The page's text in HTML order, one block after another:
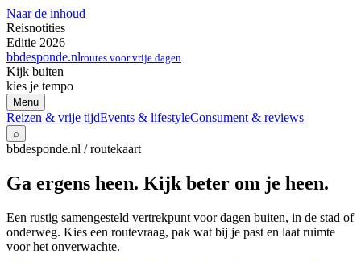
Naar de inhoud
Reisnotities
Editie 2026
bbdesponde.nlroutes voor vrije dagen
Kijk buiten
kies je tempo
Menu
Reizen & vrije tijdEvents & lifestyleConsument & reviews
⌕
bbdesponde.nl / routekaart
Ga ergens heen. Kijk beter om je heen.
Een rustig samengesteld vertrekpunt voor dagen buiten, in de stad of
onderweg. Kies een routevraag, pak wat bij je past en laat ruimte
voor het onverwachte.